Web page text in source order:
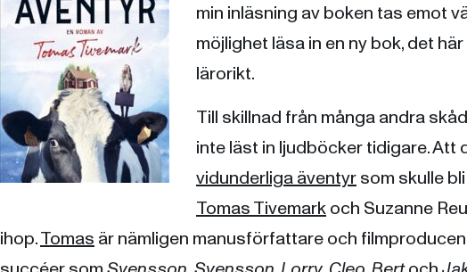
min inläsning av boken tas emot
möjlighet läsa in en ny bok, det
lärorikt.
Till skillnad från många andra
inte läst in ljudböcker tidigare. Att
vidunderliga äventyrsom skulle
Tomas Tivemarkoch Suzanne
ihop.Tomasär nämligen manusförfattare och